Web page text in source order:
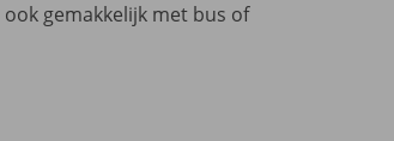
gemakkelijk met bus of